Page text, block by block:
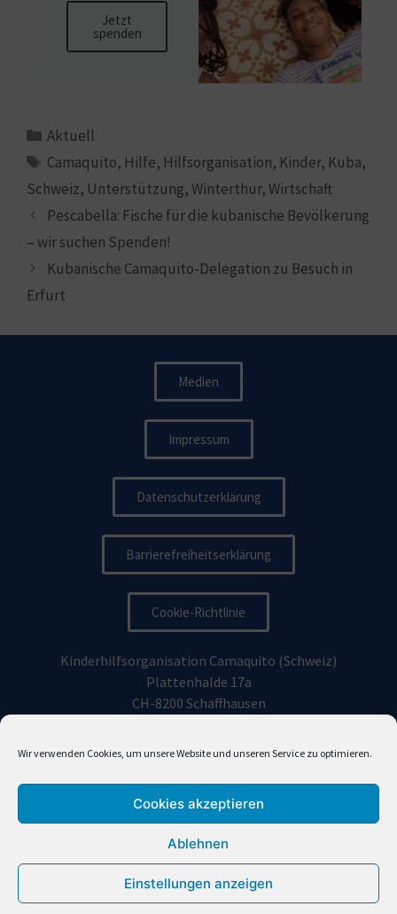
Wir verwenden Cookies, um unsere Website und unseren Service zu optimieren.
Cookies akzeptieren
Ablehnen
Einstellungen anzeigen
Jetzt
spenden
Aktuell
Camaquito, Hilfe, Hilfsorganisation, Kinder, Kuba,
Schweiz, Unterstützung,Winterthur,Wirtschaft
Pescabella: Fische für die kubanische Bevölkerung
– wir suchen Spenden!
Kubanische Camaquito-Delegation zu Besuch in
Erfurt
Medien
Impressum
Datenschutzerklärung
Barrierefreiheitserklärung
Cookie-Richtlinie
Kinderhilfsorganisation Camaquito (Schweiz)
Plattenhalde 17a
CH-8200 Schaffhausen
München
Camaquito (en Español)